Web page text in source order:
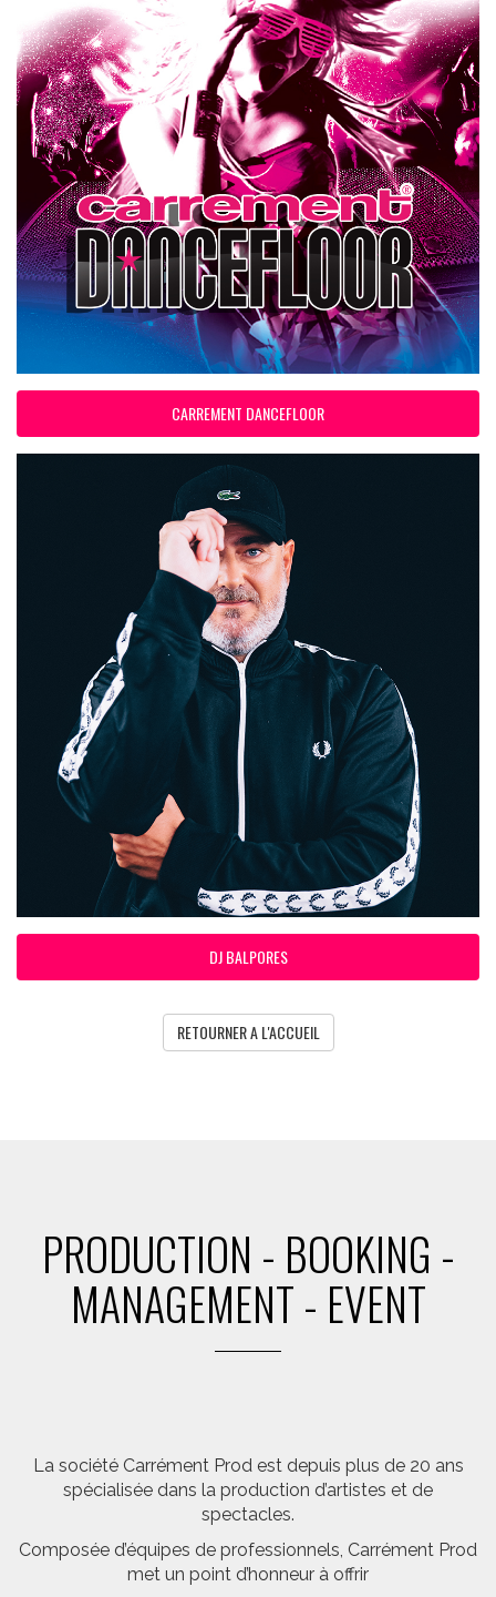
CARREMENT DANCEFLOOR
DJ BALPORES
RETOURNER A L'ACCUEIL
PRODUCTION - BOOKING -
MANAGEMENT - EVENT
La société Carrément Prod est depuis plus de 20 ans
spécialisée dans la production d’artistes et de
spectacles.
Composée d’équipes de professionnels, Carrément Prod
met un point d’honneur à offrir